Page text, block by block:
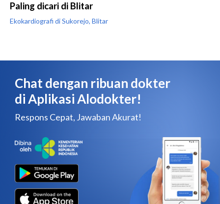
Paling dicari di Blitar
Ekokardiografi di Sukorejo, Blitar